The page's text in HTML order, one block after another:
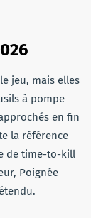
jeu, mais elles
à pompe
en fin
la référence
de time-to-kill
Poignée